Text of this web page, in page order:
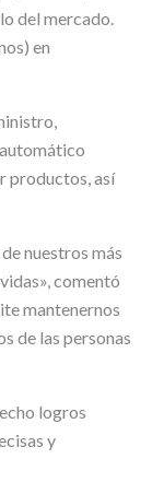
del mercado.
en
productos, así
nuestros más
comentó
mantenernos
de las personas
logros
y